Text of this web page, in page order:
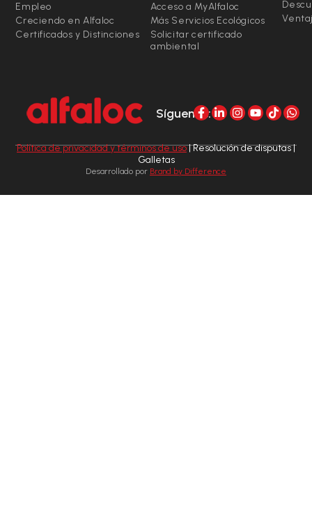
Empleo
Creciendo en Alfaloc
Certificados y Distinciones
Acceso a MyAlfaloc
Más Servicios Ecológicos
Solicitar certificado
ambiental
Síguenos:
Política de privacidad y términos de uso| Resolución de disputas |
Galletas
Desarrollado por Brand by Difference